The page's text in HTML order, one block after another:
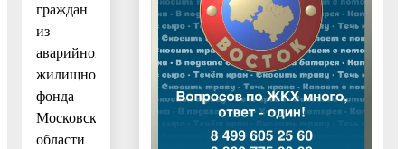
граждан
из
аварийного
жилищного
фонда
Московской
области